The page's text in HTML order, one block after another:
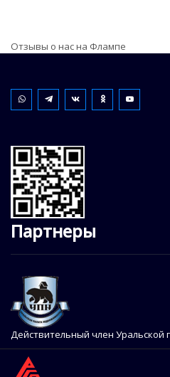
Отзывы о нас на Флампе
Партнеры
Действительный член Уральской